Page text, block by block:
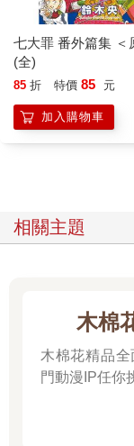
七大罪 番外篇集 ＜
(全)
85 折 特價 85 元
加入購物車
相關主題
木棉
木棉花精品
門動漫IP任你